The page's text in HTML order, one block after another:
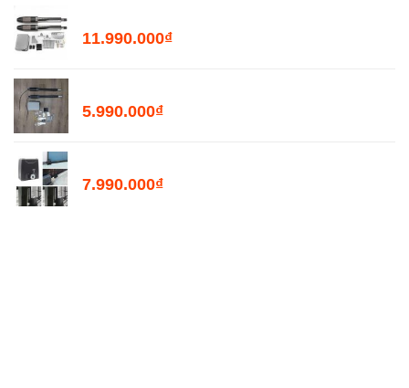
11.990.000₫
5.990.000₫
7.990.000₫